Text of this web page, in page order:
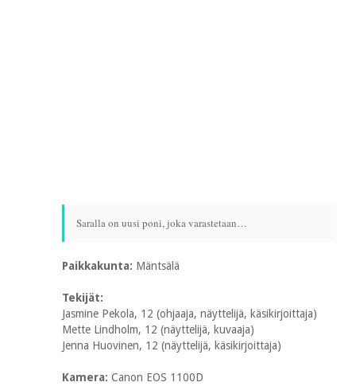
Saralla on uusi poni, joka varastetaan…
Paikkakunta: Mäntsälä
Tekijät:
Jasmine Pekola, 12 (ohjaaja, näyttelijä, käsikirjoittaja)
Mette Lindholm, 12 (näyttelijä, kuvaaja)
Jenna Huovinen, 12 (näyttelijä, käsikirjoittaja)
Kamera: Canon EOS 1100D